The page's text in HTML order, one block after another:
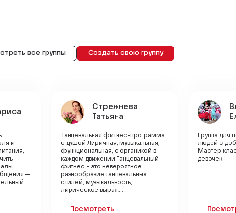
все группы Создать свою группу
и
—
Стрежнева
Татьяна
Танцевальная фитнес-программа
с душой Лиричная, музыкальная,
функциональная, с органикой в
каждом движении.Танцевальный
фитнес - это невероятное
разнообразие танцевальных
стилей, музыкальность,
лирическое выраж...
Посмотреть
Группа для
людей с
Мастер
девочек.